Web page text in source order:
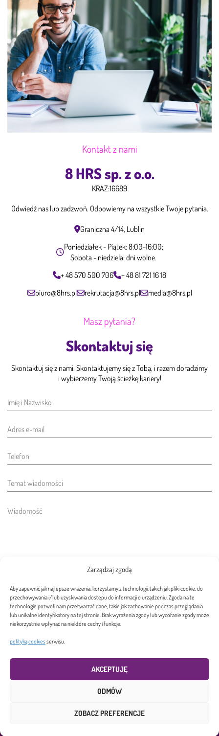
Zarządzaj zgodą
Aby zapewnić jak najlepsze wrażenia, korzystamy z technologii, takich jak pliki cookie, do
przechowywania i/lub uzyskiwania dostępu do informacji o urządzeniu. Zgoda na te
technologie pozwoli nam przetwarzać dane, takie jak zachowanie podczas przeglądania
lub unikalne identyfikatory na tej stronie. Brak wyrażenia zgody lub wycofanie zgody może
niekorzystnie wpłynąć na niektóre cechy i funkcje.
polityką cookiesserwisu.
AKCEPTUJĘ
ODMÓW
ZOBACZ PREFERENCJE
Kontakt z nami
8 HRS sp. z o.o.
KRAZ:16689
Odwiedź nas lub zadzwoń. Odpowiemy na wszystkie Twoje pytania.
Graniczna 4/14, Lublin
Poniedziałek - Piątek: 8:00-16:00;
Sobota - niedziela: dni wolne.
+ 48 570 500 706
+ 48 81 721 16 18
biuro@8hrs.pl
rekrutacja@8hrs.pl media@8hrs.pl
Masz pytania?
Skontaktuj się
Skontaktuj się z nami. Skontaktujemy się z Tobą, i razem doradzimy
i wybierzemy Twoją ścieżkę kariery!
Wyrażam zgodę na przetwarzanie moich danych osobowych
zgodnie zpolityką cookiesserwisu
WYŚLIJ WIADOMOŚĆ
Copyright 2026. 8HRS Sp. z o.o. Wszelkie prawa zastrzeżone. | Projekt i